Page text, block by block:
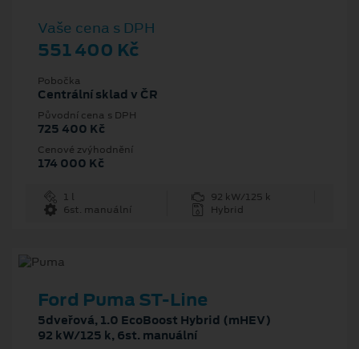
Vaše cena s DPH
551 400 Kč
Pobočka
Centrální sklad v ČR
Původní cena s DPH
725 400 Kč
Cenové zvýhodnění
174 000 Kč
1 l
92 kW/125 k
6st. manuální
Hybrid
Ford Puma ST-Line
5dveřová, 1.0 EcoBoost Hybrid (mHEV)
92 kW/125 k, 6st. manuální